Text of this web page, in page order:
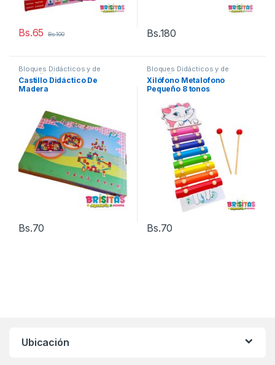
Bs.65 Bs.100 Bs.180
Bloques Didácticos y de
aprendizaje
Castillo Didáctico De
Madera
Bs.70
Bloques Didácticos y de
aprendizaje
Xilófono Metalofono
Pequeño 8 tonos
Bs.70
Ubicación